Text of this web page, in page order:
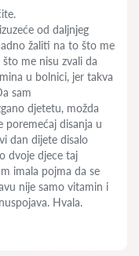
od daljnjeg
žaliti na to što me
me nisu zvali da
u bolnici, jer takva
sam
djetetu, možda
poremećaj disanja u
dan dijete disalo
dvoje djece taj
imala pojma da se
nije samo vitamin i
Hvala.